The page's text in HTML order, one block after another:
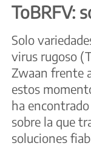
ToBRFV:
Solo
virus rugoso
Zwaan frente
estos
ha
sobre la que
soluciones